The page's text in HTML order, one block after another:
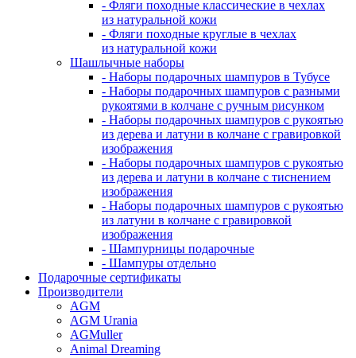
- Фляги походные классические в чехлах
из натуральной кожи
- Фляги походные круглые в чехлах
из натуральной кожи
Шашлычные наборы
- Наборы подарочных шампуров в Тубусе
- Наборы подарочных шампуров с разными
рукоятями в колчане с ручным рисунком
- Наборы подарочных шампуров с рукоятью
из дерева и латуни в колчане с гравировкой
изображения
- Наборы подарочных шампуров с рукоятью
из дерева и латуни в колчане с тиснением
изображения
- Наборы подарочных шампуров с рукоятью
из латуни в колчане с гравировкой
изображения
- Шампурницы подарочные
- Шампуры отдельно
Подарочные сертификаты
Производители
AGM
AGM Urania
AGMuller
Animal Dreaming